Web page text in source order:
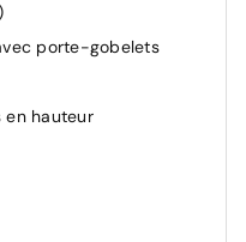
porte-gobelets
en hauteur
avec désembuage
sous